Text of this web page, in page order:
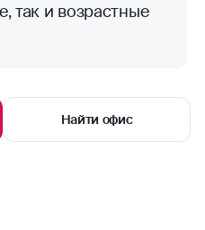
так и возрастные
Найти офис